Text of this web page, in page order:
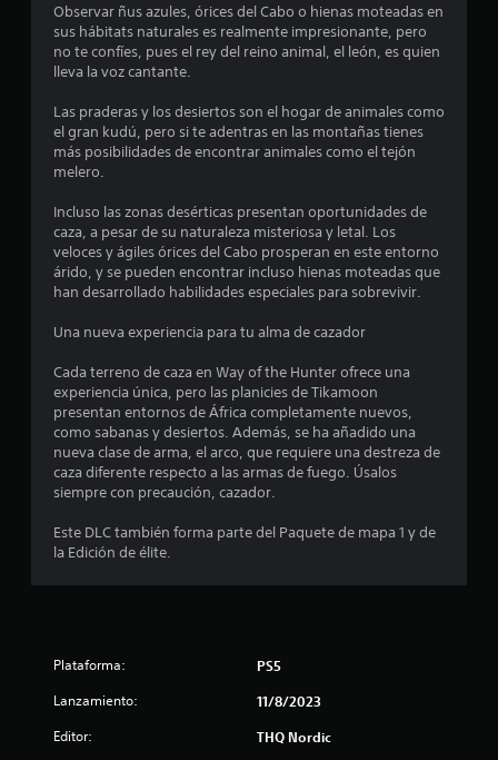
e
l
l
a
e
c
e
Observar ñus azules, órices del Cabo o hienas moteadas en
sus hábitats naturales es realmente impresionante, pero
no te confíes, pues el rey del reino animal, el león, es quien
lleva la voz cantante.
Las praderas y los desiertos son el hogar de animales como
el gran kudú, pero si te adentras en las montañas tienes
más posibilidades de encontrar animales como el tejón
melero.
Incluso las zonas desérticas presentan oportunidades de
caza, a pesar de su naturaleza misteriosa y letal. Los
veloces y ágiles órices del Cabo prosperan en este entorno
árido, y se pueden encontrar incluso hienas moteadas que
han desarrollado habilidades especiales para sobrevivir.
Una nueva experiencia para tu alma de cazador
Cada terreno de caza en Way of the Hunter ofrece una
experiencia única, pero las planicies de Tikamoon
presentan entornos de África completamente nuevos,
como sabanas y desiertos. Además, se ha añadido una
nueva clase de arma, el arco, que requiere una destreza de
caza diferente respecto a las armas de fuego. Úsalos
siempre con precaución, cazador.
Este DLC también forma parte del Paquete de mapa 1 y de
la Edición de élite.
Plataforma: PS5
Lanzamiento: 11/8/2023
Editor: THQ Nordic